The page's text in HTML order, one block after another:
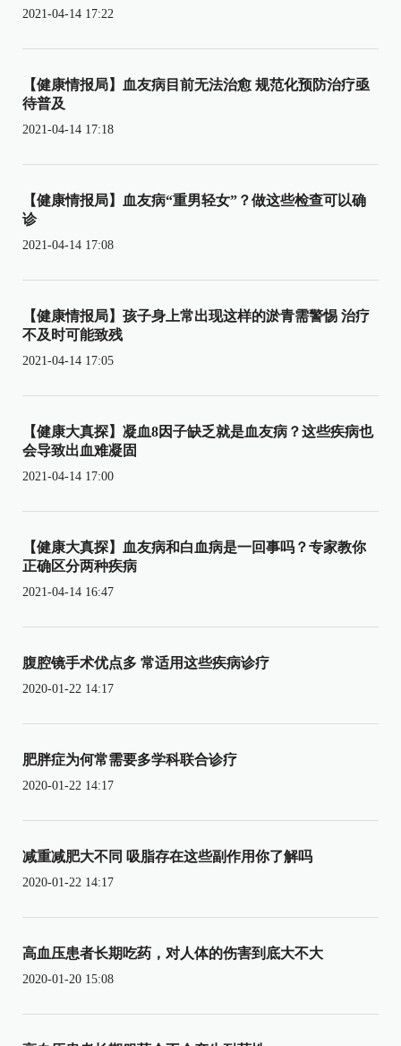
2021-04-14 17:22
【健康情报局】血友病目前无法治愈 规范化预防治疗亟
待普及
2021-04-14 17:18
【健康情报局】血友病“重男轻女”？做这些检查可以确
诊
2021-04-14 17:08
【健康情报局】孩子身上常出现这样的淤青需警惕 治疗
不及时可能致残
2021-04-14 17:05
【健康大真探】凝血8因子缺乏就是血友病？这些疾病也
会导致出血难凝固
2021-04-14 17:00
【健康大真探】血友病和白血病是一回事吗？专家教你
正确区分两种疾病
2021-04-14 16:47
腹腔镜手术优点多 常适用这些疾病诊疗
2020-01-22 14:17
肥胖症为何常需要多学科联合诊疗
2020-01-22 14:17
减重减肥大不同 吸脂存在这些副作用你了解吗
2020-01-22 14:17
高血压患者长期吃药，对人体的伤害到底大不大
2020-01-20 15:08